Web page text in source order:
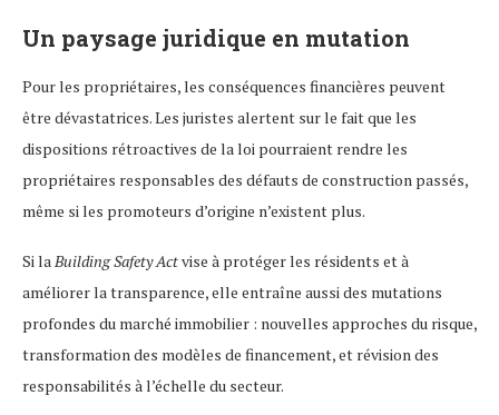
Un paysage juridique en mutation
Pour les propriétaires, les conséquences financières peuvent
être dévastatrices. Les juristes alertent sur le fait que les
dispositions rétroactives de la loi pourraient rendre les
propriétaires responsables des défauts de construction passés,
même si les promoteurs d’origine n’existent plus.
Si laBuilding Safety Actvise à protéger les résidents et à
améliorer la transparence, elle entraîne aussi des mutations
profondes du marché immobilier : nouvelles approches du risque,
transformation des modèles de financement, et révision des
responsabilités à l’échelle du secteur.